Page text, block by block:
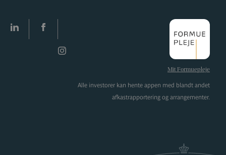
Mit Formuepleje
Alle investorer kan hente appen med blandt andet
afkastrapportering og arrangementer.